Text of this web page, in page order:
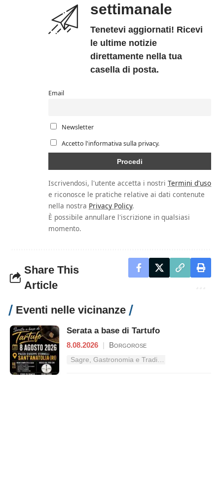
settimanale
Tenetevi aggiornati! Ricevi
le ultime notizie
direttamente nella tua
casella di posta.
Email
Newsletter
Accetto l'informativa sulla privacy.
Iscrivendosi, l'utente accetta i nostri Termini d'uso
e riconosce le pratiche relative ai dati contenute
nella nostra Privacy Policy.
È possibile annullare l'iscrizione in qualsiasi
momento.
Share This
Article
Eventi nelle vicinanze
Serata a base di Tartufo
8.08.2026 | Borgorose
Sagre, Gastronomia e Tradizioni nel Lazio